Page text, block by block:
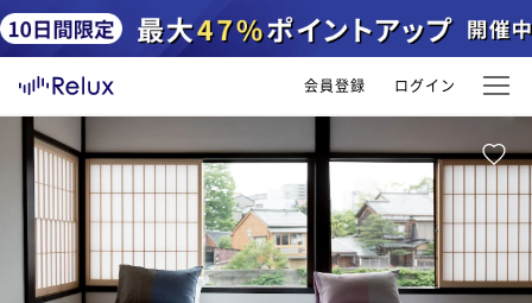
会員登録 ログイン